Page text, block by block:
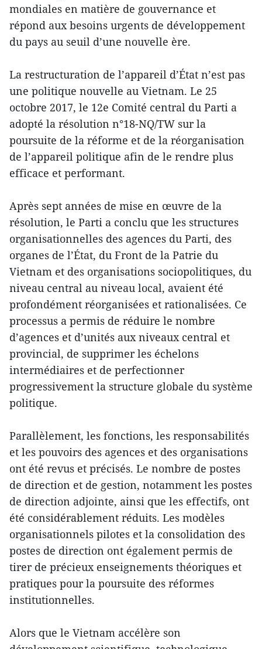
mondiales en matière de gouvernance et
répond aux besoins urgents de développement
du pays au seuil d’une nouvelle ère.
La restructuration de l’appareil d’État n’est pas
une politique nouvelle au Vietnam. Le 25
octobre 2017, le 12e Comité central du Parti a
adopté la résolution n°18-NQ/TW sur la
poursuite de la réforme et de la réorganisation
de l’appareil politique afin de le rendre plus
efficace et performant.
Après sept années de mise en œuvre de la
résolution, le Parti a conclu que les structures
organisationnelles des agences du Parti, des
organes de l’État, du Front de la Patrie du
Vietnam et des organisations sociopolitiques, du
niveau central au niveau local, avaient été
profondément réorganisées et rationalisées. Ce
processus a permis de réduire le nombre
d’agences et d’unités aux niveaux central et
provincial, de supprimer les échelons
intermédiaires et de perfectionner
progressivement la structure globale du système
politique.
Parallèlement, les fonctions, les responsabilités
et les pouvoirs des agences et des organisations
ont été revus et précisés. Le nombre de postes
de direction et de gestion, notamment les postes
de direction adjointe, ainsi que les effectifs, ont
été considérablement réduits. Les modèles
organisationnels pilotes et la consolidation des
postes de direction ont également permis de
tirer de précieux enseignements théoriques et
pratiques pour la poursuite des réformes
institutionnelles.
Alors que le Vietnam accélère son